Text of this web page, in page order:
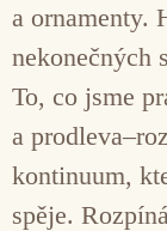
a ornamenty.
nekonečných
To, co jsme
a
kontinuum,
spěje.